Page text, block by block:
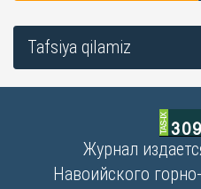
Tafsiya qilamiz
Журнал
Навоийского